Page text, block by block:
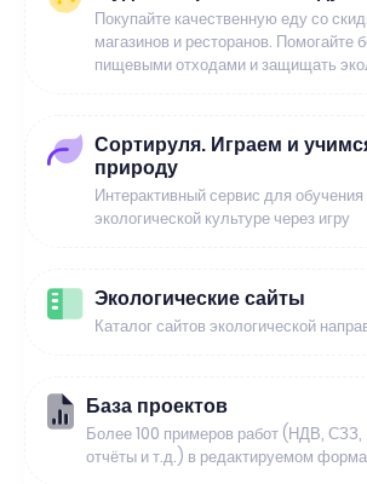
Покупайте качественную еду со
магазинов и ресторанов. Помогайте
пищевыми отходами и защищать
Сортируля. Играем и
природу
Интерактивный сервис для
экологической культуре через игру
Экологические сайты
Каталог сайтов экологической
База проектов
Более 100 примеров работ (НДВ,
отчёты и т.д.) в редактируемом